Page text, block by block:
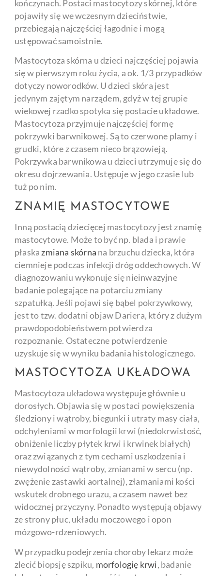
kończynach. Postaci mastocytozy skórnej, które
pojawiły się we wczesnym dzieciństwie,
przebiegają najczęściej łagodnie i mogą
ustępować samoistnie.
Mastocytoza skórna u dzieci najczęściej pojawia
się w pierwszym roku życia, a ok. 1/3 przypadków
dotyczy noworodków. U dzieci skóra jest
jedynym zajętym narządem, gdyż w tej grupie
wiekowej rzadko spotyka się postacie układowe.
Mastocytoza przyjmuje najczęściej formę
pokrzywki barwnikowej. Są to czerwone plamy i
grudki, które z czasem nieco brązowieją.
Pokrzywka barwnikowa u dzieci utrzymuje się do
okresu dojrzewania. Ustępuje w jego czasie lub
tuż po nim.
ZNAMIĘ MASTOCYTOWE
Inną postacią dziecięcej mastocytozy jest znamię
mastocytowe. Może to być np. blada i prawie
płaska zmiana skórna na brzuchu dziecka, która
ciemnieje podczas infekcji dróg oddechowych. W
diagnozowaniu wykonuje się nieinwazyjne
badanie polegające na potarciu zmiany
szpatułką. Jeśli pojawi się bąbel pokrzywkowy,
jest to tzw. dodatni objaw Dariera, który z dużym
prawdopodobieństwem potwierdza
rozpoznanie. Ostateczne potwierdzenie
uzyskuje się w wyniku badania histologicznego.
MASTOCYTOZA UKŁADOWA
Mastocytoza układowa występuje głównie u
dorosłych. Objawia się w postaci powiększenia
śledziony i wątroby, biegunki i utraty masy ciała,
odchyleniami w morfologii krwi (niedokrwistość,
obniżenie liczby płytek krwi i krwinek białych)
oraz związanych z tym cechami uszkodzenia i
niewydolności wątroby, zmianami w sercu (np.
zwężenie zastawki aortalnej), złamaniami kości
wskutek drobnego urazu, a czasem nawet bez
widocznej przyczyny. Ponadto występują objawy
ze strony płuc, układu moczowego i opon
mózgowo-rdzeniowych.
W przypadku podejrzenia choroby lekarz może
zlecić biopsję szpiku, morfologię krwi, badanie